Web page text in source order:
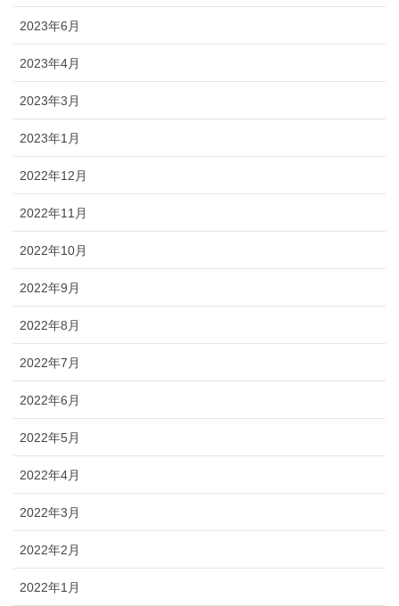
2023年6月
2023年4月
2023年3月
2023年1月
2022年12月
2022年11月
2022年10月
2022年9月
2022年8月
2022年7月
2022年6月
2022年5月
2022年4月
2022年3月
2022年2月
2022年1月